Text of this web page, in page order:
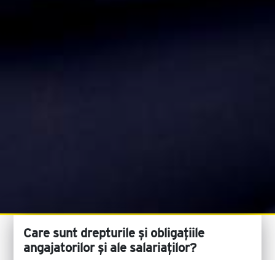
Care sunt drepturile și obligațiile
angajatorilor și ale salariaților?